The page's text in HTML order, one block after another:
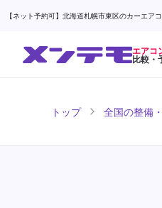
【ネット予約可】北海道札幌市東区のカーエ
エアコ
比較・
トップ 全国の整備